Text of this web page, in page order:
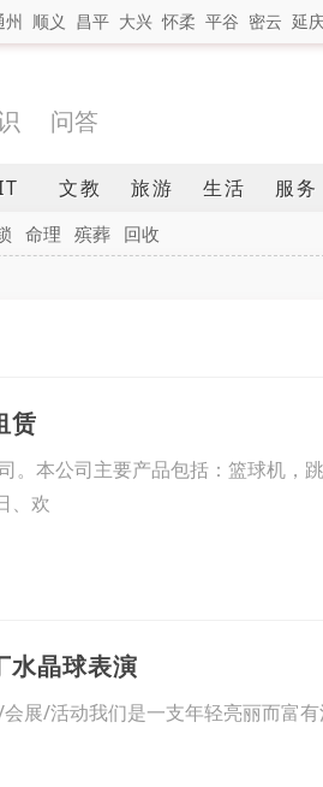
州 顺义 昌平 大兴 怀柔 平谷 密云 延
问答
文教 旅游 生活 服务
命理 殡葬
回收
赁
。本公司主要产品包括：篮球机，
、欢
水晶球表演
展/活动我们是一支年轻亮丽而富